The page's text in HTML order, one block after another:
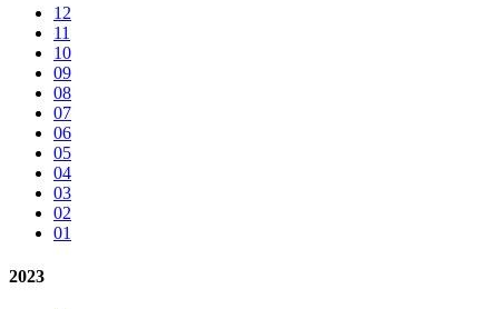
12
11
10
09
08
07
06
05
04
03
02
01
2023